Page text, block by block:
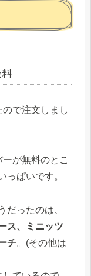
ので注文しまし
が無料のとこ
っぱいです。
だったのは、
ス、ミニッツ
チ。(その他は